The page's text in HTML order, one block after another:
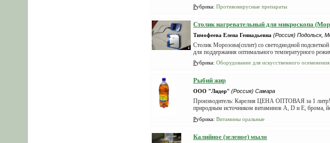
Рубрика: Противовирусные препараты
Столик нагревательный для микроскопа
Тимофеева Елена Геннадьевна (Россия) Подольск,
Столик Морозова(сплит) со светодиодной
для поддержания оптимального температурного
Рубрика: Оборудование для искусственного
Рыбий жир
ООО "Лидер" (Россия) Самара
Производитель: Карелия ЦЕНА ОПТОВАЯ за 1
природным источником витаминов A, D и E, брома,
Рубрика: Витамины оральные
Калийное (зеленое) мыло